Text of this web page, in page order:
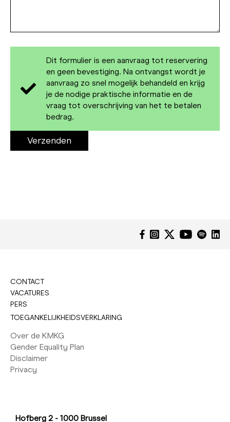
Dit formulier is een aanvraag tot reservering
en geen bevestiging. Na ontvangst wordt je
aanvraag zo snel mogelijk behandeld en krijg
je de nodige praktische informatie en de
vraag tot overschrijving van het te betalen
bedrag.
CONTACT
VACATURES
PERS
TOEGANKELIJKHEIDSVERKLARING
Over de KMKG
Gender Equality Plan
Disclaimer
Privacy
Hofberg 2 - 1000 Brussel